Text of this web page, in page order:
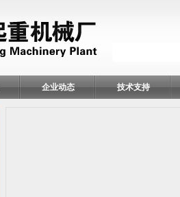
企业动态 技术支持